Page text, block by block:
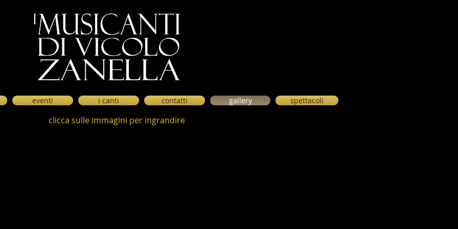
clicca sulle immagini per ingrandire
eventi i canti contatti gallery spettacoli